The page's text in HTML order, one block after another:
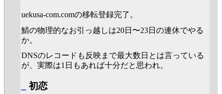
uekusa-com.comの移転登録完了。
鯖の物理的なお引っ越しは20日〜23日の連休でやる
か。
DNSのレコードも反映まで最大数日とは言っている
が、実際は1日もあれば十分だと思われ。
初恋